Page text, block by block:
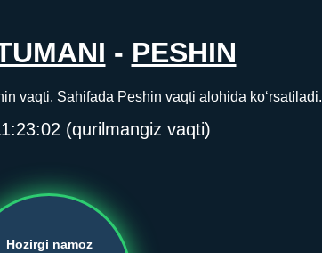
- PESHIN
vaqti. Sahifada Peshin vaqti alohida ko‘rsatiladi.
(qurilmangiz vaqti)
Hozirgi namoz